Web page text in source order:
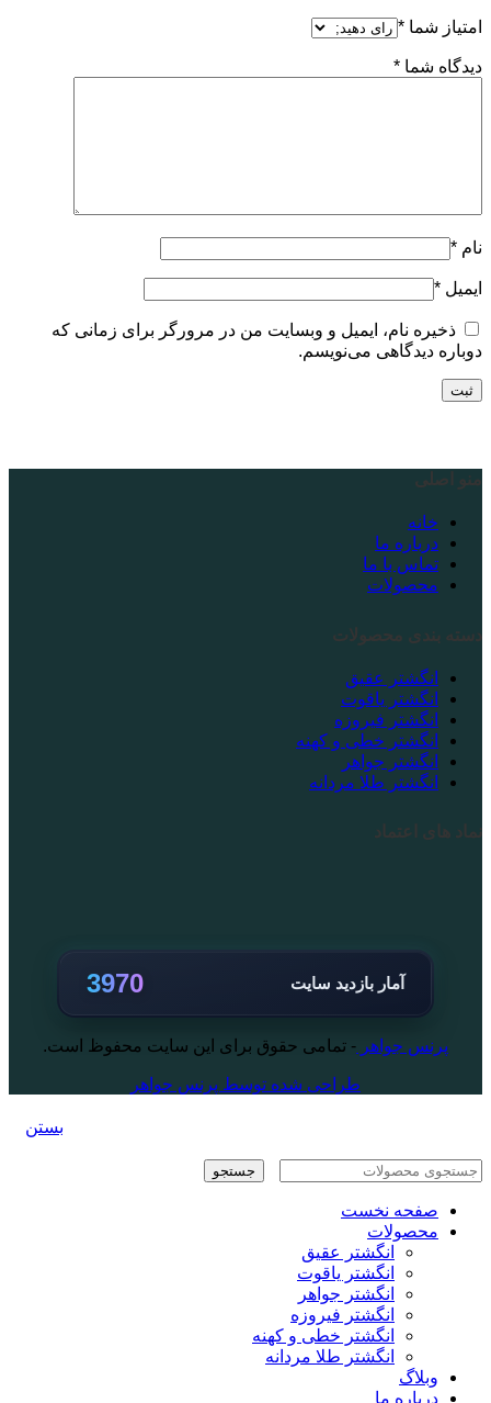
امتیاز شما *
دیدگاه شما *
نام *
ایمیل *
ذخیره نام، ایمیل و وبسایت من در مرورگر برای زمانی که
دوباره دیدگاهی می‌نویسم.
منو اصلی
خانه
درباره ما
تماس با ما
محصولات
دسته بندی محصولات
انگشتر عقیق
انگشتر یاقوت
انگشتر فیروزه
انگشتر خطی و کهنه
انگشتر جواهر
انگشتر طلا مردانه
نماد های اعتماد
آمار بازدید سایت 3970
پرنس جواهر - تمامی حقوق برای این سایت محفوظ است.
طراحی شده توسط پرنس جواهر
بستن
جستجو
صفحه نخست
محصولات
انگشتر عقیق
انگشتر یاقوت
انگشتر جواهر
انگشتر فیروزه
انگشتر خطی و کهنه
انگشتر طلا مردانه
وبلاگ
درباره ما